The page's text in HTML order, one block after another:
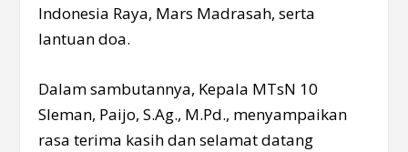
Indonesia Raya, Mars Madrasah, serta
lantuan doa.
Dalam sambutannya, Kepala MTsN 10
Sleman, Paijo, S.Ag., M.Pd., menyampaikan
rasa terima kasih dan selamat datang